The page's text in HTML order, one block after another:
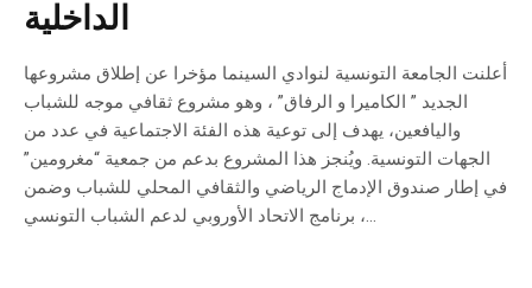
الداخلية
أعلنت الجامعة التونسية لنوادي السينما مؤخرا عن إطلاق مشروعها
الجديد ” الكاميرا و الرفاق” ، وهو مشروع ثقافي موجه للشباب
واليافعين، يهدف إلى توعية هذه الفئة الاجتماعية في عدد من
الجهات التونسية. ويُنجز هذا المشروع بدعم من جمعية “مغرومين”
في إطار صندوق الإدماج الرياضي والثقافي المحلي للشباب وضمن
برنامج الاتحاد الأوروبي لدعم الشباب التونسي ،...